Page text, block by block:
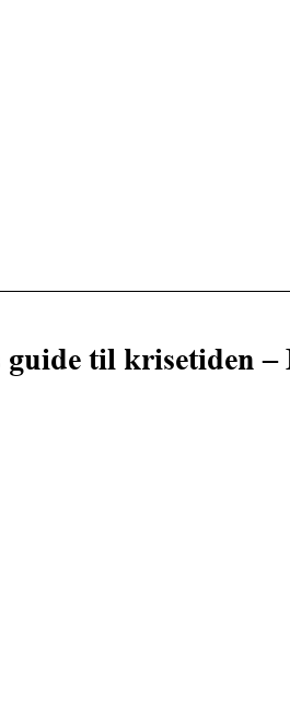
til krisetiden –